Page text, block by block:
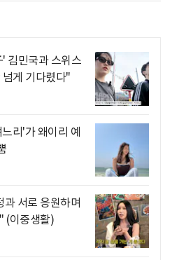
김민국과 스위스
게 기다렸다"
리'가 왜이리 예
서로 응원하며
(이중생활)